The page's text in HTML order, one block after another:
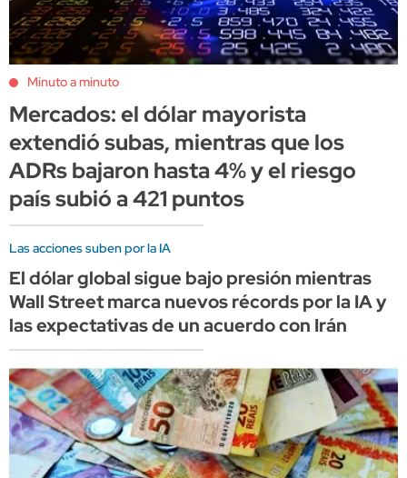
Minuto a minuto
Mercados: el dólar mayorista
extendió subas, mientras que los
ADRs bajaron hasta 4% y el riesgo
país subió a 421 puntos
Las acciones suben por la IA
El dólar global sigue bajo presión mientras
Wall Street marca nuevos récords por la IA y
las expectativas de un acuerdo con Irán